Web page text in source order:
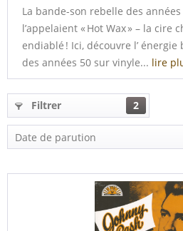
La bande-son rebelle des
l’appelaient « Hot Wax » – la cire
endiablé ! Ici, découvre l’ énergie
des années 50 sur vinyle... lire
Filtrer 2